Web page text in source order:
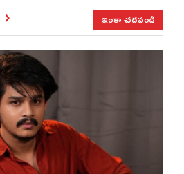
ఇంకా చదవండి